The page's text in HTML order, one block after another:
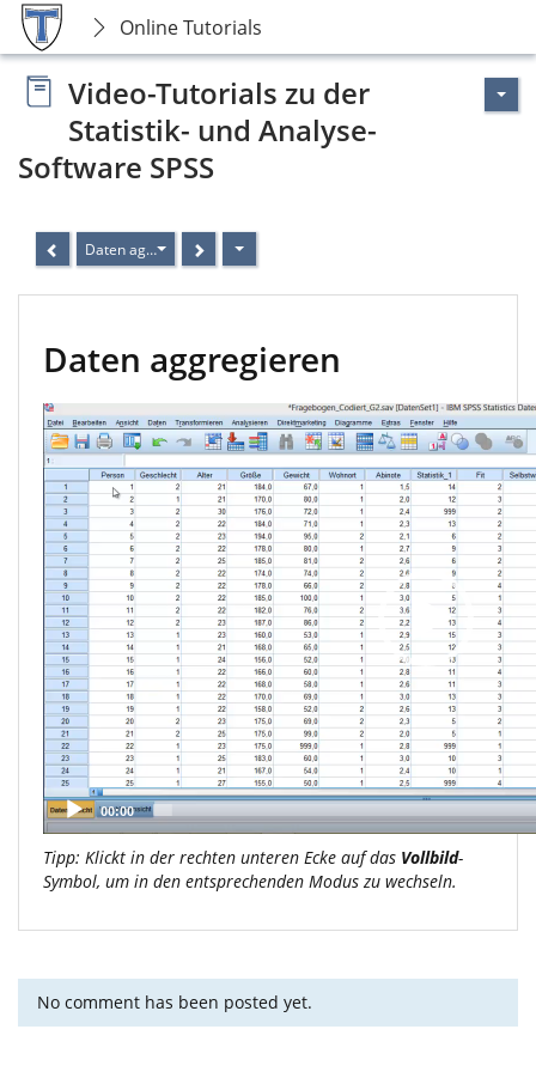
Online Tutorials
Video-Tutorials zu der
Statistik- und Analyse-
Software SPSS
Daten aggregieren
Daten aggregieren
Video
Player
00:00
Tipp: Klickt in der rechten unteren Ecke auf das Vollbild-
Symbol, um in den entsprechenden Modus zu wechseln.
No comment has been posted yet.